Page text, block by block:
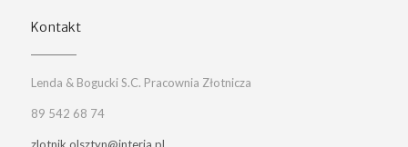
Kontakt
Lenda & Bogucki S.C. Pracownia Złotnicza
89 542 68 74
zlotnik.olsztyn@interia.pl